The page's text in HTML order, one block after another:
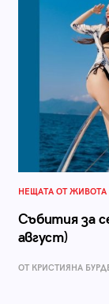
НЕЩАТА ОТ ЖИВОТА
Събития за
август)
ОТ КРИСТИЯНА